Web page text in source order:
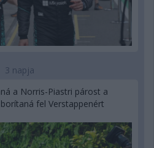
3 napja
a Norris-Piastri párost a
fel Verstappenért